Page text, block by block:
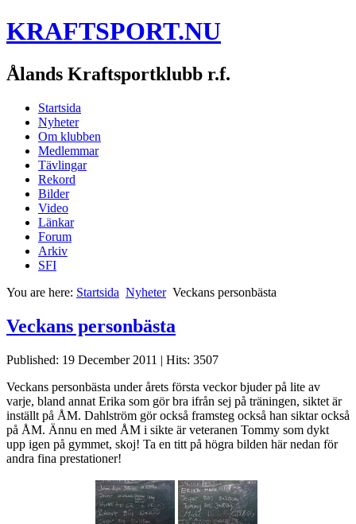
KRAFTSPORT.NU
Ålands Kraftsportklubb r.f.
Startsida
Nyheter
Om klubben
Medlemmar
Tävlingar
Rekord
Bilder
Video
Länkar
Forum
Arkiv
SFI
You are here: Startsida Nyheter Veckans personbästa
Veckans personbästa
Published: 19 December 2011 | Hits: 3507
Veckans personbästa under årets första veckor bjuder på lite av
varje, bland annat Erika som gör bra ifrån sej på träningen, siktet är
inställt på ÅM. Dahlström gör också framsteg också han siktar också
på ÅM. Ännu en med ÅM i sikte är veteranen Tommy som dykt
upp igen på gymmet, skoj! Ta en titt på högra bilden här nedan för
andra fina prestationer!